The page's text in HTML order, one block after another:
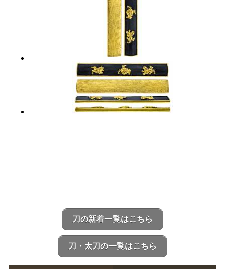
刀の新着一覧はこちら
刀・太刀の一覧はこちら